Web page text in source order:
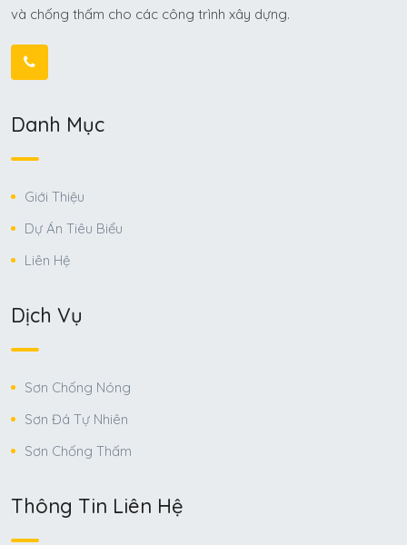
và chống thấm cho các công trình xây dựng.
Danh Mục
Giới Thiệu
Dự Án Tiêu Biểu
Liên Hệ
Dịch Vụ
Sơn Chống Nóng
Sơn Đá Tự Nhiên
Sơn Chống Thấm
Thông Tin Liên Hệ